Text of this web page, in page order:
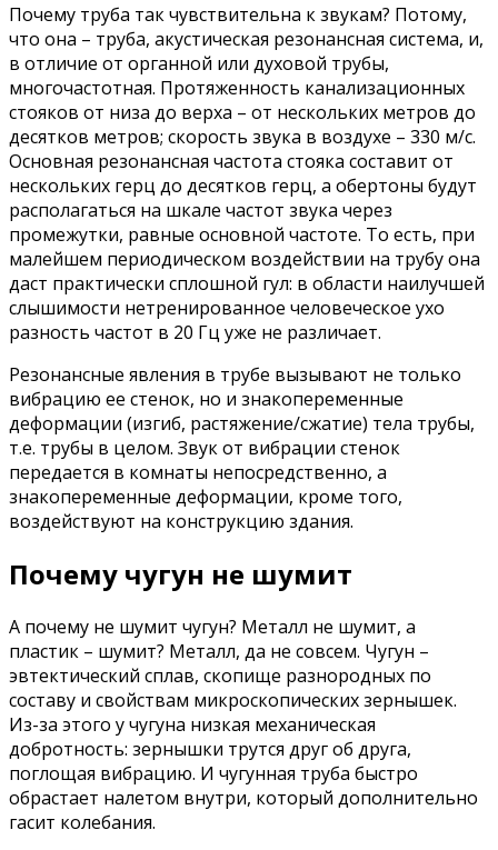
Почему труба так чувствительна к звукам? Потому,
что она – труба, акустическая резонансная система, и,
в отличие от органной или духовой трубы,
многочастотная. Протяженность канализационных
стояков от низа до верха – от нескольких метров до
десятков метров; скорость звука в воздухе – 330 м/с.
Основная резонансная частота стояка составит от
нескольких герц до десятков герц, а обертоны будут
располагаться на шкале частот звука через
промежутки, равные основной частоте. То есть, при
малейшем периодическом воздействии на трубу она
даст практически сплошной гул: в области наилучшей
слышимости нетренированное человеческое ухо
разность частот в 20 Гц уже не различает.
Резонансные явления в трубе вызывают не только
вибрацию ее стенок, но и знакопеременные
деформации (изгиб, растяжение/сжатие) тела трубы,
т.е. трубы в целом. Звук от вибрации стенок
передается в комнаты непосредственно, а
знакопеременные деформации, кроме того,
воздействуют на конструкцию здания.
Почему чугун не шумит
А почему не шумит чугун? Металл не шумит, а
пластик – шумит? Металл, да не совсем. Чугун –
эвтектический сплав, скопище разнородных по
составу и свойствам микроскопических зернышек.
Из-за этого у чугуна низкая механическая
добротность: зернышки трутся друг об друга,
поглощая вибрацию. И чугунная труба быстро
обрастает налетом внутри, который дополнительно
гасит колебания.